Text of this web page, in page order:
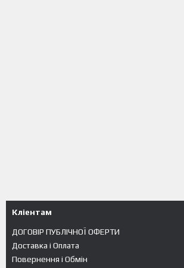
Кліентам
ДОГОВІР ПУБЛІЧНОЇ ОФЕРТИ
Доставка і Оплата
Повернення і Обмін